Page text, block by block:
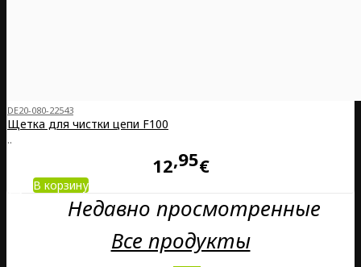
DE20-080-22543
Щетка для чистки цепи F100
..
12 95€
В корзину
Недавно просмотренные
Все продукты